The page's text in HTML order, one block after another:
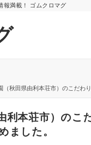
報満載！ ゴムクロマグ
（秋田県由利本荘市）のこだわ
利本荘市）のこ
ました。